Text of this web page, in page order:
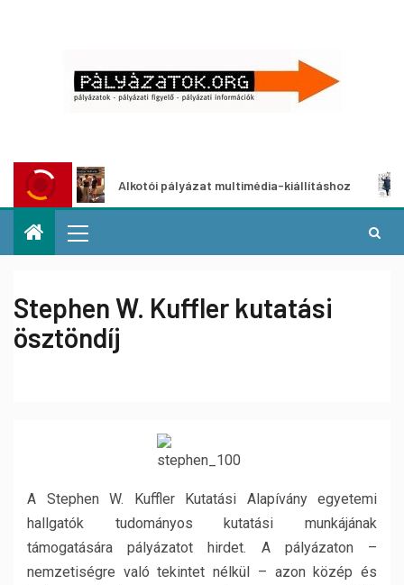
Alkotói pályázat multimédia-kiállításhoz
Stephen W. Kuffler kutatási
ösztöndíj
A Stephen W. Kuffler Kutatási Alapívány egyetemi
hallgatók tudományos kutatási munkájának
támogatására pályázatot hirdet. A pályázaton –
nemzetiségre való tekintet nélkül – azon közép és